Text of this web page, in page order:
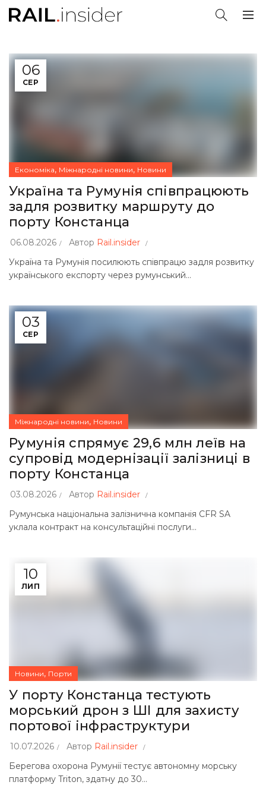
06
СЕР
Економіка, Міжнародні новини, Новини
Україна та Румунія співпрацюють
задля розвитку маршруту до
порту Констанца
06.08.2026 Автор Rail.insider
Україна та Румунія посилюють співпрацю задля розвитку
українського експорту через румунський...
03
СЕР
Міжнародні новини, Новини
Румунія спрямує 29,6 млн леїв на
супровід модернізації залізниці в
порту Констанца
03.08.2026 Автор Rail.insider
Румунська національна залізнична компанія CFR SA
уклала контракт на консультаційні послуги...
10
ЛИП
Новини, Порти
У порту Констанца тестують
морський дрон з ШІ для захисту
портової інфраструктури
10.07.2026 Автор Rail.insider
Берегова охорона Румунії тестує автономну морську
платформу Triton, здатну до 30...